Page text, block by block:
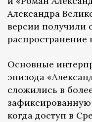
Александра
версии получили
распространение
Основные
эпизода
сложились в
зафиксированную
когда доступ в